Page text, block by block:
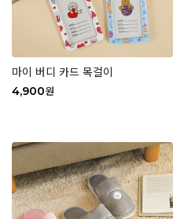
마이 버디 카드 목걸이
4,900원